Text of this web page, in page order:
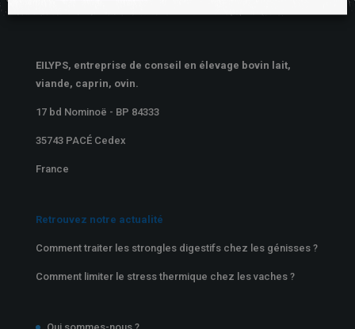
EILYPS, entreprise de conseil en élevage bovin lait,
viande, caprin, ovin.
17 bd Nominoë - BP 84333
35743 PACÉ Cedex
France
Retrouvez notre actualité
Comment traiter les strongles digestifs chez les génisses ?
Comment limiter le stress thermique chez les vaches ?